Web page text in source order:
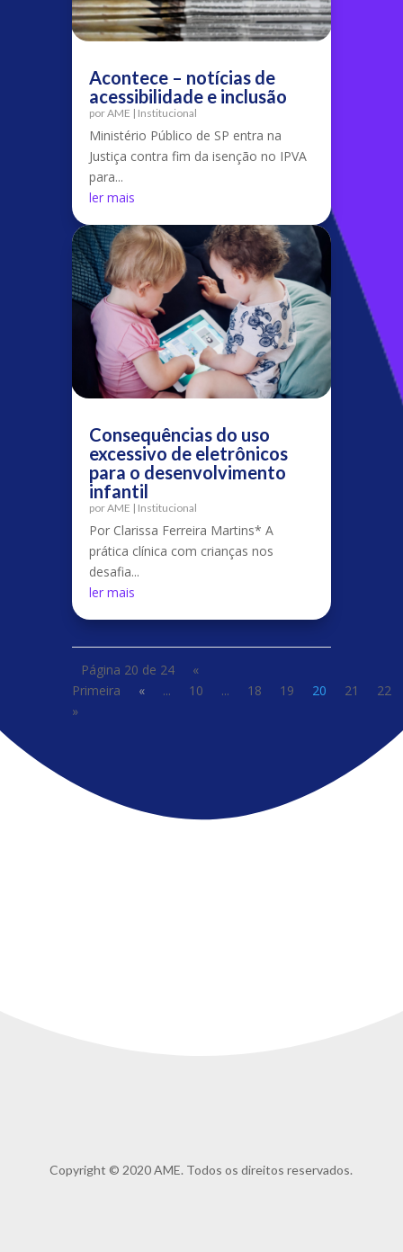
Acontece – notícias de
acessibilidade e inclusão
porAME | Institucional
Ministério Público de SP entra na
Justiça contra fim da isenção no IPVA
para...
ler mais
Consequências do uso
excessivo de eletrônicos
para o desenvolvimento
infantil
porAME | Institucional
Por Clarissa Ferreira Martins* A
prática clínica com crianças nos
desafia...
ler mais
Página 20 de 24
«
Primeira
« ... 10 ... 18 19 20 21
22
»
Copyright © 2020 AME. Todos os direitos reservados.